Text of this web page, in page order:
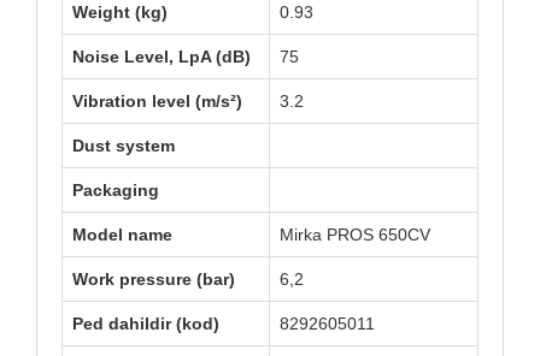
Weight (kg) 0.93
Noise Level, LpA (dB) 75
Vibration level (m/s²) 3.2
Dust system
Packaging
Model name Mirka PROS 650CV
Work pressure (bar) 6,2
Ped dahildir (kod) 8292605011